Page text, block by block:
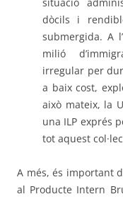
situació
dòcils i
submergida. A
milió
irregular per
a baix cost,
això mateix, la
una ILP exprés
tot aquest
A més, és important
al Producte Intern